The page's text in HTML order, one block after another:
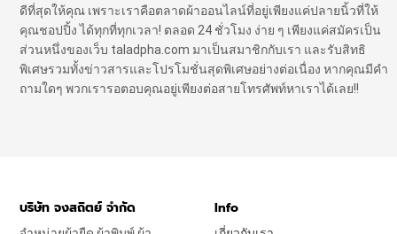
ดีที่สุดให้คุณ เพราะเราคือตลาดผ้าออนไลน์ที่อยู่เพียงแค่ปลายนิ้วที่ให้
คุณชอปปิ้ง ได้ทุกที่ทุกเวลา! ตลอด 24 ชั่วโมง ง่าย ๆ เพียงแค่สมัครเป็น
ส่วนหนึ่งของเว็บ taladpha.com มาเป็นสมาชิกกับเรา และรับสิทธิ
พิเศษรวมทั้งข่าวสารและโปรโมชั่นสุดพิเศษอย่างต่อเนื่อง หากคุณมีคำ
ถามใดๆ พวกเรารอตอบคุณอยู่เพียงต่อสายโทรศัพท์หาเราได้เลย!!
บริษัท จงสถิตย์ จำกัด Info